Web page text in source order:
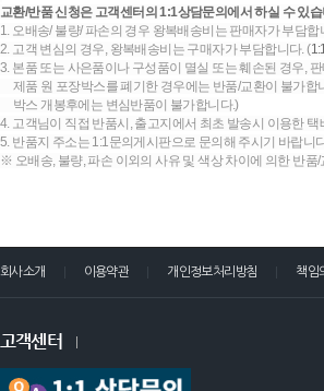
교환/반품 신청은 고객센터의 1:1상담문의에서 하실 수 있
1. 오배송/ 불량/ 파손의 경우 왕복배송비는 판매자가 부담합
2. 고객 변심의 경우, 왕복배송비는 구매자가 부담합니다. (
3. 본품 또는 사은품이나 구성품이 멸실 또는 훼손된 경우,
제품 원 포장박스를 폐기한 경우에는 반품/교환이 불가합
박스 개봉후에는 변심반품이 불가합니다.)
4. 고객님이 직접 반품시, 출고지에서 최초 발송시 이용한
5. 반품지 주소는 1:1문의게시판으로 문의해 주시기 바랍니
※ 오배송, 불량, 파손 이외의 사유 및 색상 차이에 의한 반품
회사소개 이용약관 개인정보처리방침 책임
고객센터